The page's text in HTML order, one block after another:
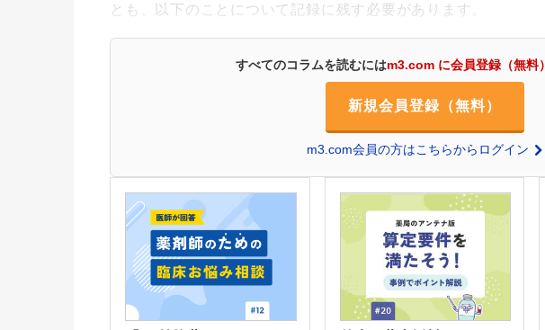
とも、以下のことについて記録に残す必要があります。
すべてのコラムを読むにはm3.com に会員登録（無料）
新規会員登録（無料）
m3.com会員の方はこちらからログイン